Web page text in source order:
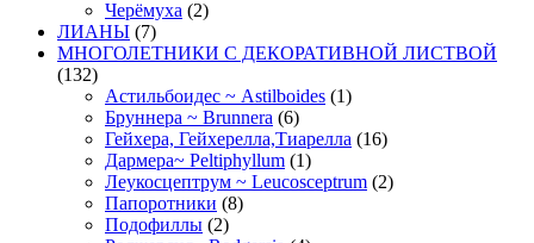
Черёмуха (2)
ЛИАНЫ (7)
МНОГОЛЕТНИКИ С ДЕКОРАТИВНОЙ ЛИСТВОЙ
(132)
Астильбоидес ~ Astilboides (1)
Бруннера ~ Brunnera (6)
Гейхера, Гейхерелла,Тиарелла (16)
Дармера~ Peltiphyllum (1)
Леукосцептрум ~ Leucosceptrum (2)
Папоротники (8)
Подофиллы (2)